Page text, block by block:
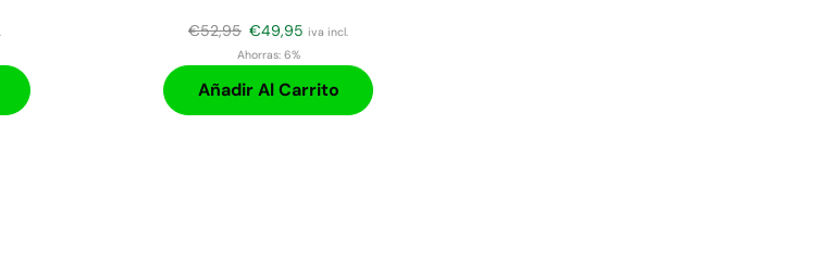
€52,95 €49,95 iva incl.
Ahorras:6%
Añadir Al Carrito